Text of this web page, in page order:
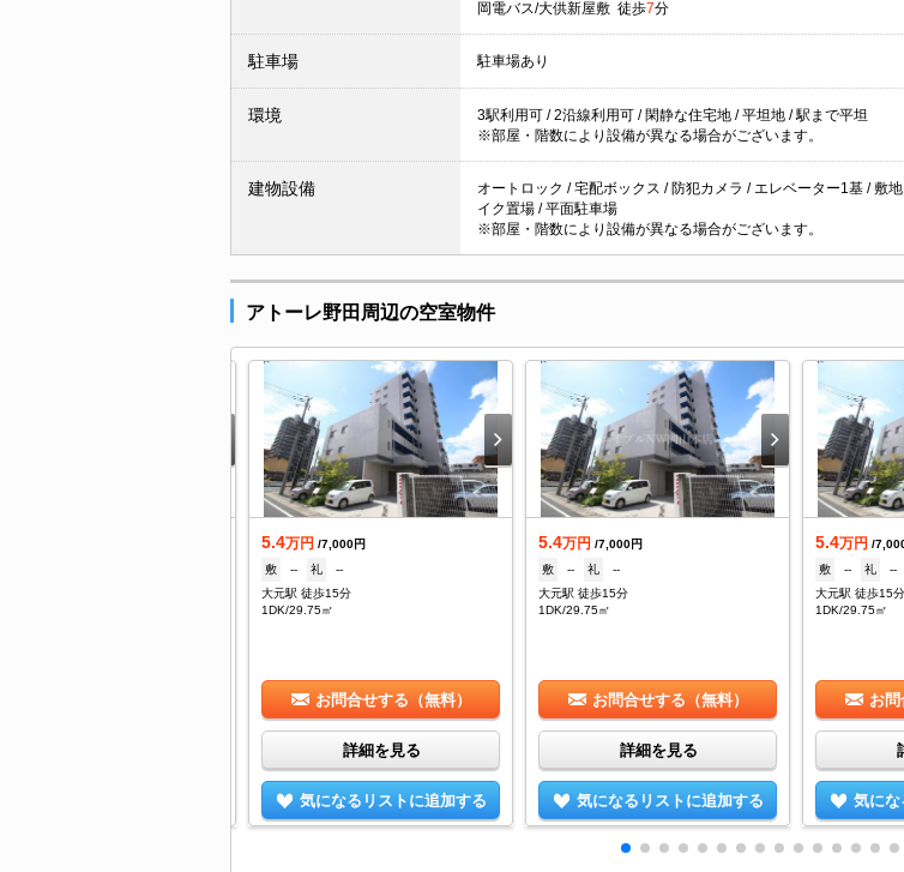
岡電バス/大供新屋敷 徒歩7分
駐車場 駐車場あり
環境
3駅利用可 / 2沿線利用可 / 閑静な住宅地 / 平坦地 / 駅まで平坦
※部屋・階数により設備が異なる場合がございます。
建物設備
オートロック / 宅配ボックス / 防犯カメラ / エレベーター1基 / 敷
イク置場 / 平面駐車場
※部屋・階数により設備が異なる場合がございます。
アトーレ野田周辺の空室物件
5.4万円 /7,000円
敷
-- 礼
--
大元駅 徒歩15分
1DK/29.75㎡
お問合せする（無料）
詳細を見る
気になるリストに追加する
5.4万円 /7,000円
敷
-- 礼
--
大元駅 徒歩15分
1DK/29.75㎡
お問合せする（無料）
詳細を見る
気になるリストに追加する
5.4万円 /
敷
-- 礼
--
大元駅 徒歩15分
1DK/29.75㎡
お問
気にな